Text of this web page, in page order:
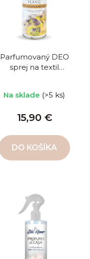
Parfumovaný DEO
sprej na textil
Na sklade (>5 ks)
15,90 €
DO KOŠÍKA